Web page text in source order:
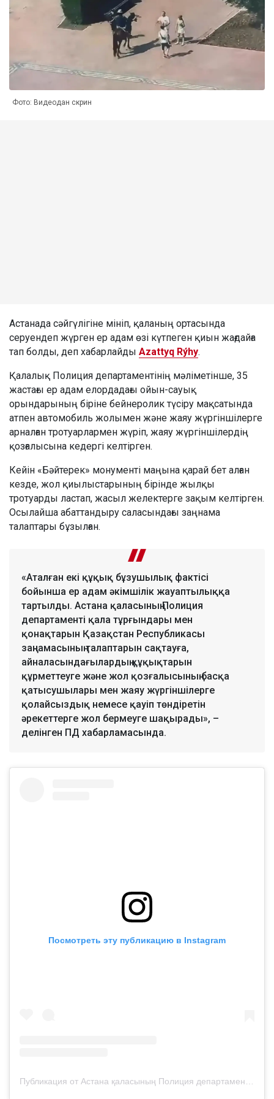
Фото: Видеодан скрин
Астанада сәйгүлігіне мініп, қаланың ортасында
серуендеп жүрген ер адам өзі күтпеген қиын жағдайға
тап болды, деп хабарлайды Azattyq Rýhy.
Қалалық Полиция департаментінің мәліметінше, 35
жастағы ер адам елордадағы ойын-сауық
орындарының біріне бейнеролик түсіру мақсатында
атпен автомобиль жолымен және жаяу жүргіншілерге
арналған тротуарлармен жүріп, жаяу жүргіншілердің
қозғалысына кедергі келтірген.
Кейін «Бәйтерек» монументі маңына қарай бет алған
кезде, жол қиылыстарының бірінде жылқы
тротуарды ластап, жасыл желектерге зақым келтірген.
Осылайша абаттандыру саласындағы заңнама
талаптары бұзылған.
«Аталған екі құқық бұзушылық фактісі
бойынша ер адам әкімшілік жауаптылыққа
тартылды. Астана қаласының Полиция
департаменті қала тұрғындары мен
қонақтарын Қазақстан Республикасы
заңнамасының талаптарын сақтауға,
айналасындағылардың құқықтарын
құрметтеуге және жол қозғалысының басқа
қатысушылары мен жаяу жүргіншілерге
қолайсыздық немесе қауіп төндіретін
әрекеттерге жол бермеуге шақырады», –
делінген ПД хабарламасында.
Посмотреть эту публикацию в Instagram
Публикация от Астана қаласының Полиция департаменті (@police__astana)